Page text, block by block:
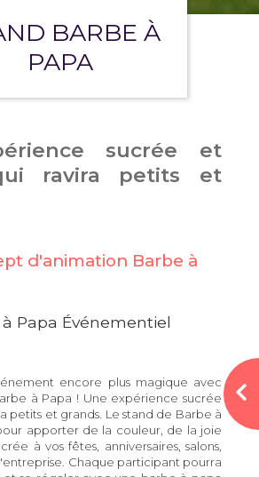
BARBE À
PAPA
sucrée et
ravira petits et
d'animation Barbe à
Papa Événementiel
encore plus magique avec
à Papa ! Une expérience sucrée
petits et grands. Le stand de Barbe à
apporter de la couleur, de la joie
à vos fêtes, anniversaires, salons,
Chaque participant pourra